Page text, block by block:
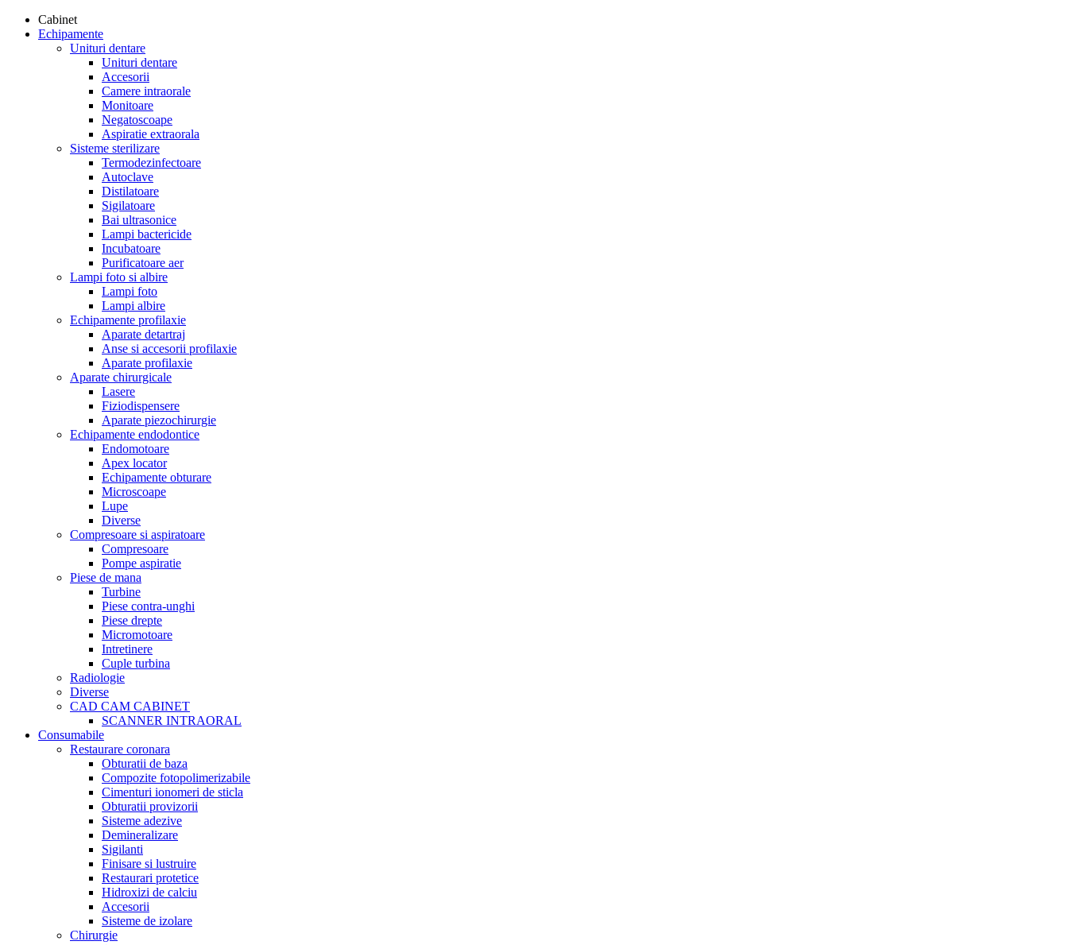
Cabinet
Echipamente
Unituri dentare
Unituri dentare
Accesorii
Camere intraorale
Monitoare
Negatoscoape
Aspiratie extraorala
Sisteme sterilizare
Termodezinfectoare
Autoclave
Distilatoare
Sigilatoare
Bai ultrasonice
Lampi bactericide
Incubatoare
Purificatoare aer
Lampi foto si albire
Lampi foto
Lampi albire
Echipamente profilaxie
Aparate detartraj
Anse si accesorii profilaxie
Aparate profilaxie
Aparate chirurgicale
Lasere
Fiziodispensere
Aparate piezochirurgie
Echipamente endodontice
Endomotoare
Apex locator
Echipamente obturare
Microscoape
Lupe
Diverse
Compresoare si aspiratoare
Compresoare
Pompe aspiratie
Piese de mana
Turbine
Piese contra-unghi
Piese drepte
Micromotoare
Intretinere
Cuple turbina
Radiologie
Diverse
CAD CAM CABINET
SCANNER INTRAORAL
Consumabile
Restaurare coronara
Obturatii de baza
Compozite fotopolimerizabile
Cimenturi ionomeri de sticla
Obturatii provizorii
Sisteme adezive
Demineralizare
Sigilanti
Finisare si lustruire
Restaurari protetice
Hidroxizi de calciu
Accesorii
Sisteme de izolare
Chirurgie